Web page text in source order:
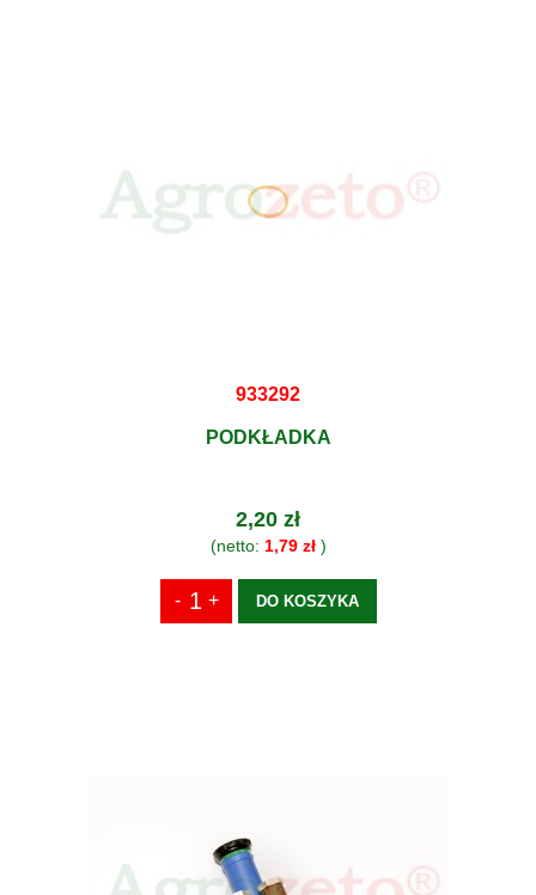
933292
PODKŁADKA
2,20 zł
(netto: 1,79 zł)
DO KOSZYKA